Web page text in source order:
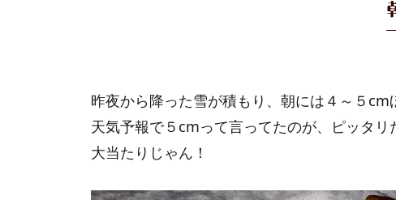
昨夜から降った雪が積もり、朝には４～５cm
天気予報で５cmって言ってたのが、ピッタリ
大当たりじゃん！